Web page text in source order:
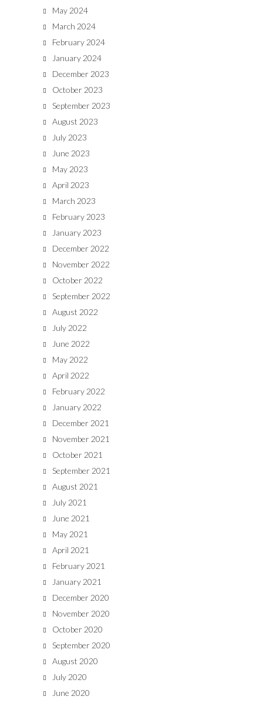
May 2024
March 2024
February 2024
January 2024
December 2023
October 2023
September 2023
August 2023
July 2023
June 2023
May 2023
April 2023
March 2023
February 2023
January 2023
December 2022
November 2022
October 2022
September 2022
August 2022
July 2022
June 2022
May 2022
April 2022
February 2022
January 2022
December 2021
November 2021
October 2021
September 2021
August 2021
July 2021
June 2021
May 2021
April 2021
February 2021
January 2021
December 2020
November 2020
October 2020
September 2020
August 2020
July 2020
June 2020